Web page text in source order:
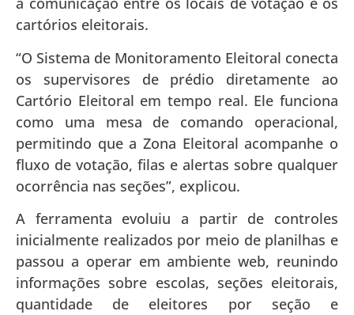
cartórios eleitorais.
“O Sistema de Monitoramento Eleitoral conecta
os supervisores de prédio diretamente ao
Cartório Eleitoral em tempo real. Ele funciona
como uma mesa de comando operacional,
permitindo que a Zona Eleitoral acompanhe o
fluxo de votação, filas e alertas sobre qualquer
ocorrência nas seções”, explicou.
A ferramenta evoluiu a partir de controles
inicialmente realizados por meio de planilhas e
passou a operar em ambiente web, reunindo
informações sobre escolas, seções eleitorais,
quantidade de eleitores por seção e